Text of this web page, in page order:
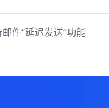
件“延迟发送”功能